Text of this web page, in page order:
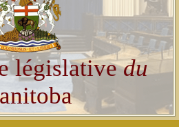
législativedu